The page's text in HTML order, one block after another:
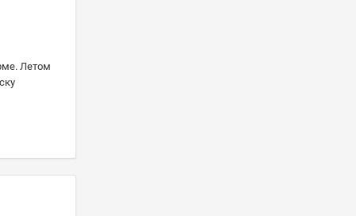
Летом